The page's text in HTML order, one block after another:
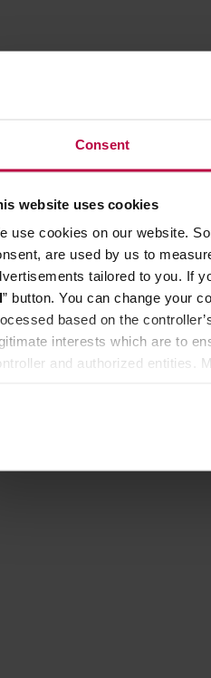
Consent
website uses cookies
use cookies on our website.
are used by us to
tailored to you. If
” button. You can change your
based on the
interests which are to
and authorized entities.
Sage -
parowych